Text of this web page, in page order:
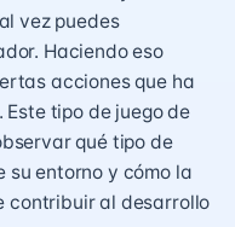
vez puedes
Haciendo eso
acciones que ha
tipo de juego de
qué tipo de
su entorno y cómo la
contribuir al desarrollo